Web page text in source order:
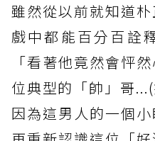
雖然從以前就知道
戲中都能百分百詮
「看著他竟然會怦
位典型的「帥」哥
因為這男人的一個